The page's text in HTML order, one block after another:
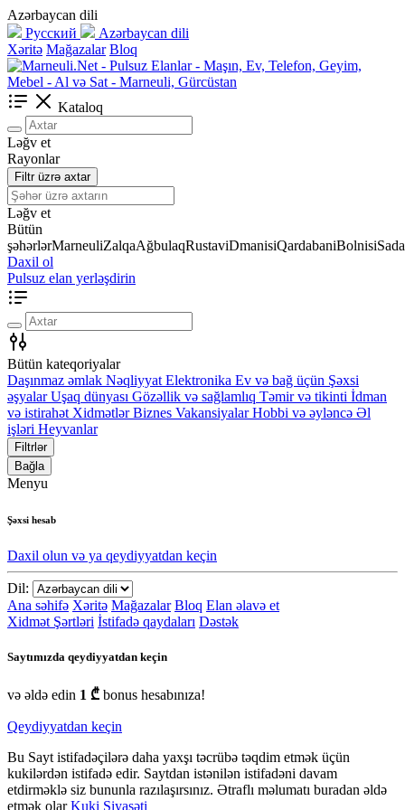
Azərbaycan dili
Русский
Azərbaycan dili
Xəritə Mağazalar Bloq
Kataloq
Ləğv et
Rayonlar
Filtr üzrə axtar
Ləğv et
Bütün
şəhərlərMarneuliZalqaAğbulaqRustaviDmanisiQardabaniBolnisi
Daxil ol
Pulsuz elan yerləşdirin
Bütün kateqoriyalar
Daşınmaz əmlak Nəqliyyat Elektronika Ev və bağ üçün Şəxsi
əşyalar Uşaq dünyası Gözəllik və sağlamlıq Təmir və tikinti İdman
və istirahət Xidmətlər Biznes Vakansiyalar Hobbi və əyləncə Əl
işləri Heyvanlar
Filtrlər
Bağla
Menyu
Şəxsi hesab
Daxil olun və ya qeydiyyatdan keçin
Dil:
Ana səhifə Xəritə Mağazalar Bloq Elan əlavə et
Xidmət Şərtləri İstifadə qaydaları Dəstək
Saytımızda qeydiyyatdan keçin
və əldə edin 1 ₾ bonus hesabınıza!
Qeydiyyatdan keçin
Bu Sayt istifadəçilərə daha yaxşı təcrübə təqdim etmək üçün
kukilərdən istifadə edir. Saytdan istənilən istifadəni davam
etdirməklə siz bununla razılaşırsınız. Ətraflı məlumatı buradan əldə
etmək olarKuki Siyasəti